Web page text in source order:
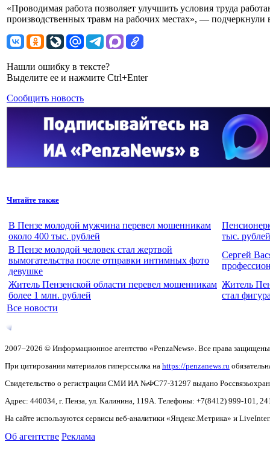
«Проводимая работа позволяет улучшить условия труда
производственных травм на рабочих местах», — подчеркнули
Нашли ошибку в тексте?
Выделите ее и нажмите Ctrl+Enter
Сообщить новость
Читайте также
В Пензе молодой мужчина перевел мошенникам
около 400 тыс. рублей
тыс.
В Пензе молодой человек стал жертвой
вымогательства после отправки интимных фото
девушке
Сергей
Житель Пензенской области перевел мошенникам
более 1 млн. рублей
Житель
стал
Все новости
2007–2026 © Информационное агентство «PenzaNews». Все права
При цитировании материалов гиперссылка на https://penzanews.ru
Свидетельство о регистрации СМИ ИА №ФС77-31297 выдано
Адрес: 440034, г. Пенза, ул. Калинина, 119А. Телефоны: +7(8412) 999-101,
На сайте используются сервисы веб-аналитики «Яндекс.Метрика» и
Об агентстве Реклама